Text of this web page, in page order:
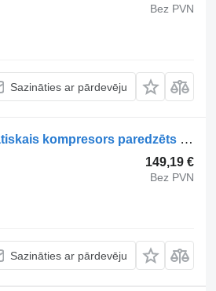
Bez PVN
Sazināties ar pārdevēju
Knorr-Bremse CROSSWAY (01.06-) K031813 LK4969 pneimatiskais kompresors paredzēts Irisbus Arway, Crossway, Crealis, Magelys, Proway, Daily Tourys (2006-) autobusa
149,19 €
Bez PVN
Sazināties ar pārdevēju